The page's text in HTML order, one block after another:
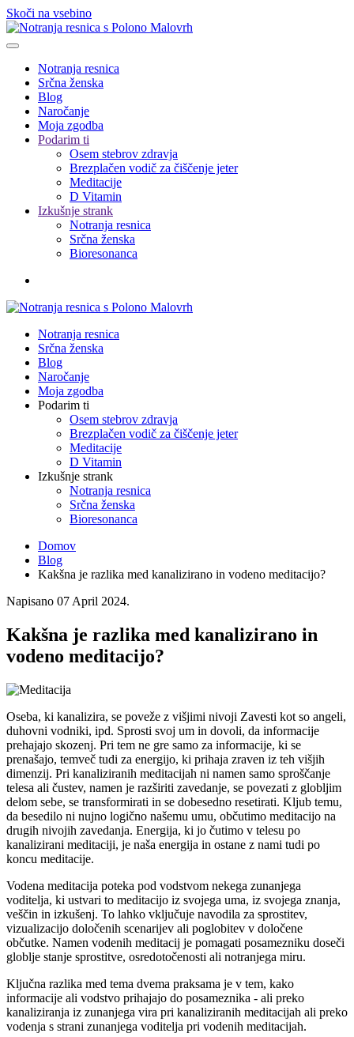
Skoči na vsebino
Notranja resnica
Srčna ženska
Blog
Naročanje
Moja zgodba
Podarim ti
Osem stebrov zdravja
Brezplačen vodič za čiščenje jeter
Meditacije
D Vitamin
Izkušnje strank
Notranja resnica
Srčna ženska
Bioresonanca
Notranja resnica
Srčna ženska
Blog
Naročanje
Moja zgodba
Podarim ti
Osem stebrov zdravja
Brezplačen vodič za čiščenje jeter
Meditacije
D Vitamin
Izkušnje strank
Notranja resnica
Srčna ženska
Bioresonanca
Domov
Blog
Kakšna je razlika med kanalizirano in vodeno meditacijo?
Napisano 07 April 2024.
Kakšna je razlika med kanalizirano in
vodeno meditacijo?
Oseba, ki kanalizira, se poveže z višjimi nivoji Zavesti kot so angeli,
duhovni vodniki, ipd. Sprosti svoj um in dovoli, da informacije
prehajajo skozenj. Pri tem ne gre samo za informacije, ki se
prenašajo, temveč tudi za energijo, ki prihaja zraven iz teh višjih
dimenzij. Pri kanaliziranih meditacijah ni namen samo sproščanje
telesa ali čustev, namen je razširiti zavedanje, se povezati z globljim
delom sebe, se transformirati in se dobesedno resetirati. Kljub temu,
da besedilo ni nujno logično našemu umu, občutimo meditacijo na
drugih nivojih zavedanja. Energija, ki jo čutimo v telesu po
kanalizirani meditaciji, je naša energija in ostane z nami tudi po
koncu meditacije.
Vodena meditacija poteka pod vodstvom nekega zunanjega
voditelja, ki ustvari to meditacijo iz svojega uma, iz svojega znanja,
veščin in izkušenj. To lahko vključuje navodila za sprostitev,
vizualizacijo določenih scenarijev ali poglobitev v določene
občutke. Namen vodenih meditacij je pomagati posamezniku doseči
globlje stanje sprostitve, osredotočenosti ali notranjega miru.
Ključna razlika med tema dvema praksama je v tem, kako
informacije ali vodstvo prihajajo do posameznika - ali preko
kanaliziranja iz zunanjega vira pri kanaliziranih meditacijah ali preko
vodenja s strani zunanjega voditelja pri vodenih meditacijah.